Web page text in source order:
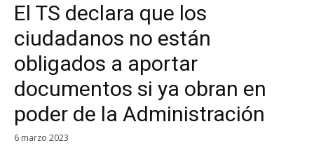
El TS declara que los
ciudadanos no están
obligados a aportar
documentos si ya obran en
poder de la Administración
6 marzo 2023